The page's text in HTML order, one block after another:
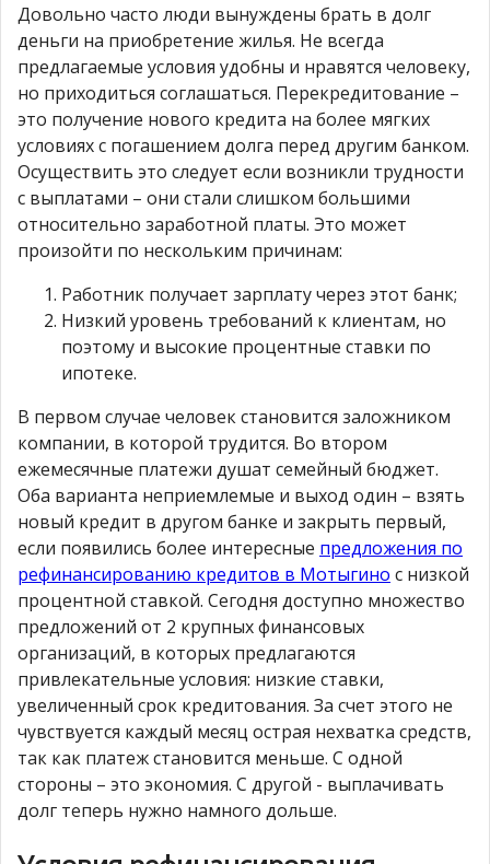
Довольно часто люди вынуждены брать в долг
деньги на приобретение жилья. Не всегда
предлагаемые условия удобны и нравятся человеку,
но приходиться соглашаться. Перекредитование –
это получение нового кредита на более мягких
условиях с погашением долга перед другим банком.
Осуществить это следует если возникли трудности
с выплатами – они стали слишком большими
относительно заработной платы. Это может
произойти по нескольким причинам:
Работник получает зарплату через этот банк;
Низкий уровень требований к клиентам, но
поэтому и высокие процентные ставки по
ипотеке.
В первом случае человек становится заложником
компании, в которой трудится. Во втором
ежемесячные платежи душат семейный бюджет.
Оба варианта неприемлемые и выход один – взять
новый кредит в другом банке и закрыть первый,
если появились более интересные предложения по
рефинансированию кредитов в Мотыгино с низкой
процентной ставкой. Сегодня доступно множество
предложений от 2 крупных финансовых
организаций, в которых предлагаются
привлекательные условия: низкие ставки,
увеличенный срок кредитования. За счет этого не
чувствуется каждый месяц острая нехватка средств,
так как платеж становится меньше. С одной
стороны – это экономия. С другой - выплачивать
долг теперь нужно намного дольше.